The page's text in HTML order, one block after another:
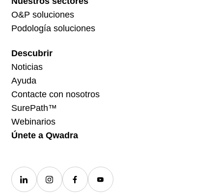
O&P soluciones
Podología soluciones
Descubrir
Noticias
Ayuda
Contacte con nosotros
SurePath™
Webinarios
Únete a Qwadra